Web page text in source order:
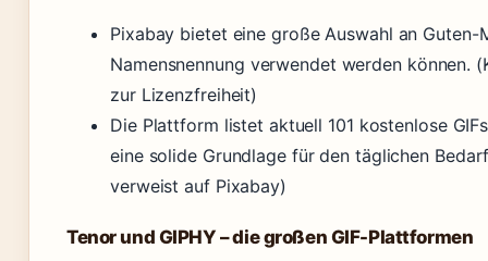
Pixabay bietet eine große Auswahl an Guten-
Namensnennung verwendet werden können.
zur Lizenzfreiheit)
Die Plattform listet aktuell 101 kostenlose
eine solide Grundlage für den täglichen
verweist auf Pixabay)
Tenor und GIPHY – die großen GIF-Plattformen